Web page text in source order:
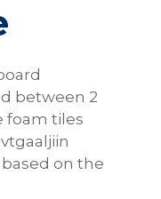
between 2
foam tiles
on the